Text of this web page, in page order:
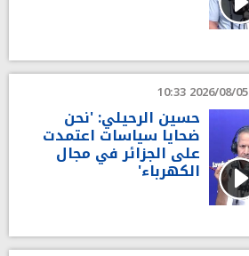
2026/08/05 10:33
حسين الرحيلي: 'نحن
ضحايا سياسات اعتمدت
على الجزائر في مجال
الكهرباء'